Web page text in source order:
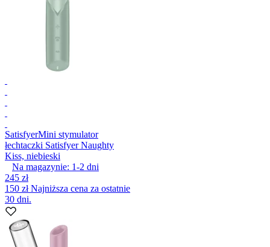
SatisfyerMini stymulator
łechtaczki Satisfyer Naughty
Kiss, niebieski
Na magazynie: 1-2 dni
245 zł
150 złNajniższa cena za ostatnie
30 dni.